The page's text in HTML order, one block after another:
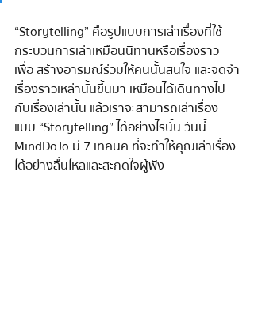
“Storytelling” คือรูปแบบการเล่าเรื่องที่ใช้
กระบวนการเล่าเหมือนนิทานหรือเรื่องราว
เพื่อ สร้างอารมณ์ร่วมให้คนนั้นสนใจ และจดจำ
เรื่องราวเหล่านั้นขึ้นมา เหมือนได้เดินทางไป
กับเรื่องเล่านั้น แล้วเราจะสามารถเล่าเรื่อง
แบบ “Storytelling” ได้อย่างไรนั้น วันนี้
MindDoJo มี 7 เทคนิค ที่จะทำให้คุณเล่าเรื่อง
ได้อย่างลื่นไหลและสะกดใจผู้ฟัง